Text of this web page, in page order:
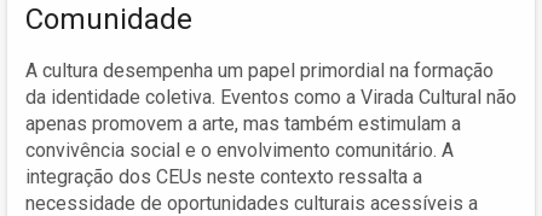
Comunidade
A cultura desempenha um papel primordial na formação
da identidade coletiva. Eventos como a Virada Cultural não
apenas promovem a arte, mas também estimulam a
convivência social e o envolvimento comunitário. A
integração dos CEUs neste contexto ressalta a
necessidade de oportunidades culturais acessíveis a